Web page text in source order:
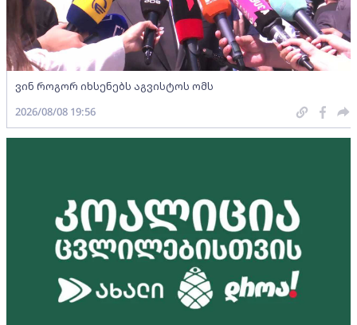
ვინ როგორ იხსენებს აგვისტოს ომს
2026/08/08 19:56